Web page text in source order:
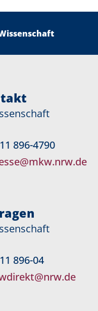
896-4790
896-04